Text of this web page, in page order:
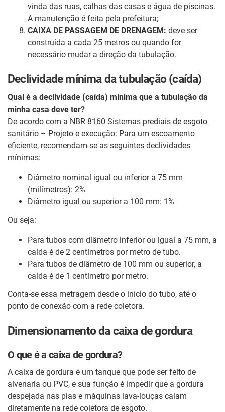
vinda das ruas, calhas das casas e água de piscinas.
A manutenção é feita pela prefeitura;
CAIXA DE PASSAGEM DE DRENAGEM: deve ser
construída a cada 25 metros ou quando for
necessário mudar a direção da tubulação.
Declividade mínima da tubulação (caída)
Qual é a declividade (caída) mínima que a tubulação da
minha casa deve ter?
De acordo com a NBR 8160 Sistemas prediais de esgoto
sanitário – Projeto e execução: Para um escoamento
eficiente, recomendam-se as seguintes declividades
mínimas:
Diâmetro nominal igual ou inferior a 75 mm
(milímetros): 2%
Diâmetro igual ou superior a 100 mm: 1%
Ou seja:
Para tubos com diâmetro inferior ou igual a 75 mm, a
caída é de 2 centímetros por metro de tubo.
Para tubos de diâmetro de 100 mm ou superior, a
caída é de 1 centímetro por metro.
Conta-se essa metragem desde o início do tubo, até o
ponto de conexão com a rede coletora.
Dimensionamento da caixa de gordura
O que é a caixa de gordura?
A caixa de gordura é um tanque que pode ser feito de
alvenaria ou PVC, e sua função é impedir que a gordura
despejada nas pias e máquinas lava-louças caiam
diretamente na rede coletora de esgoto.